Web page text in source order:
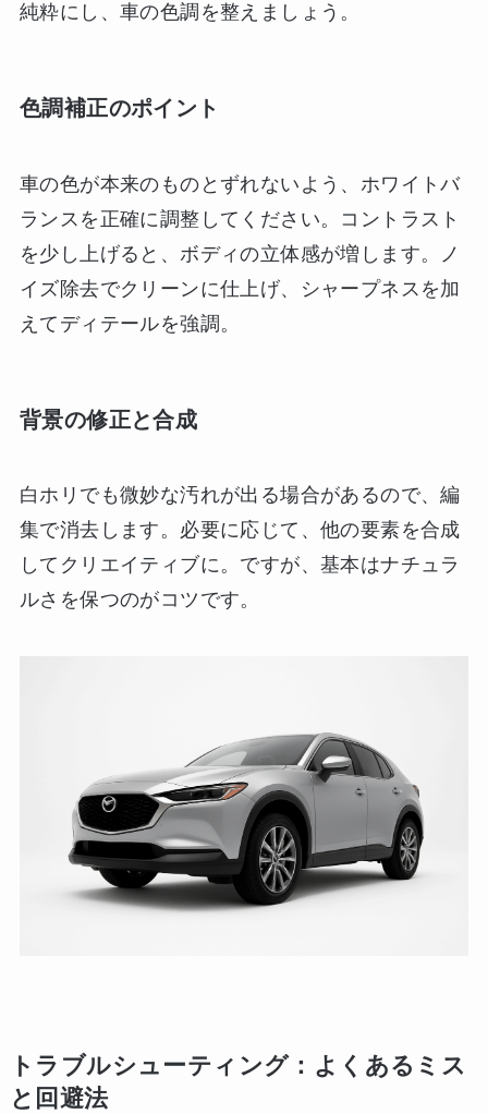
純粋にし、車の色調を整えましょう。
色調補正のポイント
車の色が本来のものとずれないよう、ホワイトバ
ランスを正確に調整してください。コントラスト
を少し上げると、ボディの立体感が増します。ノ
イズ除去でクリーンに仕上げ、シャープネスを加
えてディテールを強調。
背景の修正と合成
白ホリでも微妙な汚れが出る場合があるので、編
集で消去します。必要に応じて、他の要素を合成
してクリエイティブに。ですが、基本はナチュラ
ルさを保つのがコツです。
トラブルシューティング：よくあるミス
と回避法